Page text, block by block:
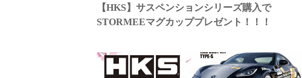
【HKS】サスペンションシリーズ購入で
STORMEEマグカッププレゼント！！！